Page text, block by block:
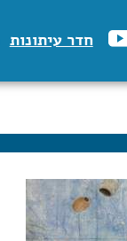
חדר עיתונות